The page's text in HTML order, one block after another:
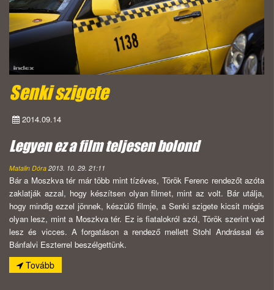
Senki szigete
2014.09.14
Legyen ez a film teljesen bolond
Matalin Dóra 2013. 10. 29. 21:11
Bár a Moszkva tér már több mint tízéves, Török Ferenc rendezőt azóta
zaklatják azzal, hogy készítsen olyan filmet, mint az volt. Bár utálja,
hogy mindig ezzel jönnek, készülő filmje, a Senki szigete kicsit mégis
olyan lesz, mint a Moszkva tér. Ez is fiatalokról szól, Török szerint vad
lesz és vicces. A forgatáson a rendező mellett Stohl Andrással és
Bánfalvi Eszterrel beszélgettünk.
Tovább